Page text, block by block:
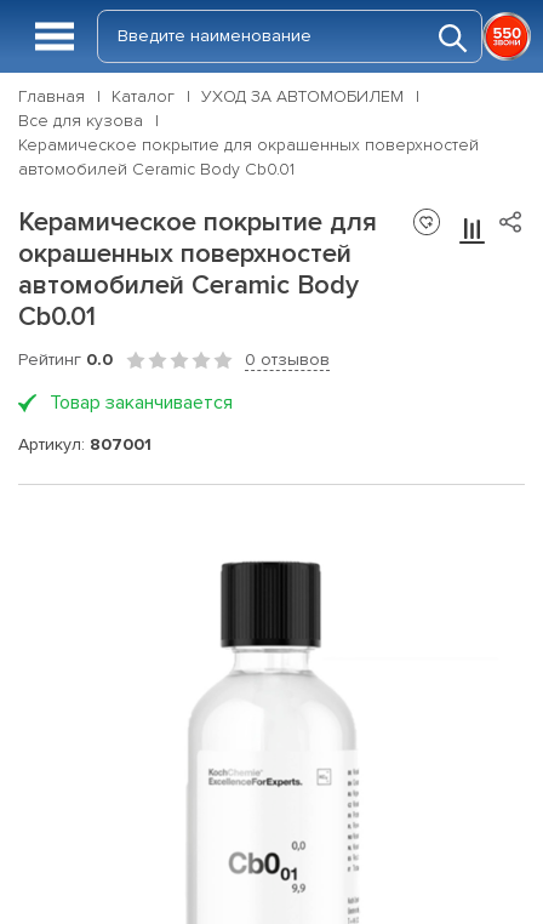
Главная Каталог
УХОД ЗА АВТОМОБИЛЕМ
Все для кузова
Керамическое покрытие для окрашенных поверхностей
автомобилей Ceramic Body Cb0.01
Керамическое покрытие для
окрашенных поверхностей
автомобилей Ceramic Body
Cb0.01
Рейтинг 0.0 0 отзывов
Товар заканчивается
Артикул: 807001